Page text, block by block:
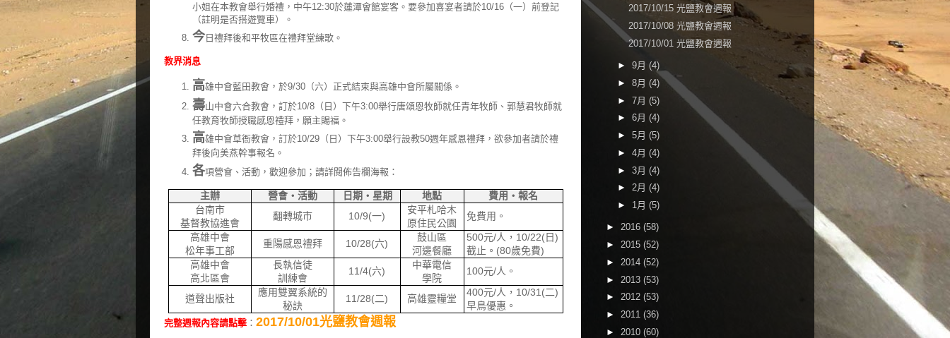
小姐在本教會舉行婚禮，中午12:30於蓮潭會館宴客。要參加喜宴者請於10/16（一）前登記
（註明是否搭遊覽車）。
今日禮拜後和平牧區在禮拜堂練歌。
教界消息
高雄中會藍田教會，於9/30（六）正式結束與高雄中會所屬關係。
壽山中會六合教會，訂於10/8（日）下午3:00舉行唐頌恩牧師就任青年牧師、郭慧君牧師就
任教育牧師授職感恩禮拜，願主賜福。
高雄中會草衙教會，訂於10/29（日）下午3:00舉行設教50週年感恩禮拜，欲參加者請於禮
拜後向美燕幹事報名。
各項營會、活動，歡迎參加；請詳閱佈告欄海報：
主辦 營會‧活動 日期‧星期 地點 費用‧報名
台南市
基督教協進會
翻轉城市 10/9(一)
安平札哈木
原住民公園
免費用。
高雄中會
松年事工部
重陽感恩禮拜 10/28(六)
鼓山區
河邊餐廳
500元/人， 10/22(日)
截止。 (80歲免費)
高雄中會
高北區會
長執信徒
訓練會
11/4(六)
中華電信
學院
100元/人。
道聲出版社
應用雙翼系統的
秘訣
11/28(二) 高雄靈糧堂
400元/人， 10/31(二)
早鳥優惠。
完整週報內容請點擊： 2017/10/01光鹽教會週報
2017/10/15 光鹽教會週報
2017/10/08 光鹽教會週報
2017/10/01 光鹽教會週報
► 9月 (4)
► 8月 (4)
► 7月 (5)
► 6月 (4)
► 5月 (5)
► 4月 (4)
► 3月 (4)
► 2月 (4)
► 1月 (5)
► 2016 (58)
► 2015 (52)
► 2014 (52)
► 2013 (53)
► 2012 (53)
► 2011 (36)
► 2010 (60)